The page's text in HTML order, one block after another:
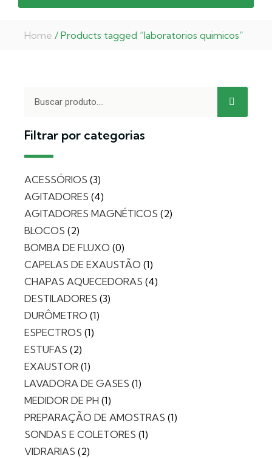
Home / Products tagged “laboratorios quimicos”
Filtrar por categorias
ACESSÓRIOS 3
AGITADORES 4
AGITADORES MAGNÉTICOS 2
BLOCOS 2
BOMBA DE FLUXO 0
CAPELAS DE EXAUSTÃO 1
CHAPAS AQUECEDORAS 4
DESTILADORES 3
DURÔMETRO 1
ESPECTROS 1
ESTUFAS 2
EXAUSTOR 1
LAVADORA DE GASES 1
MEDIDOR DE PH 1
PREPARAÇÃO DE AMOSTRAS 1
SONDAS E COLETORES 1
VIDRARIAS 2